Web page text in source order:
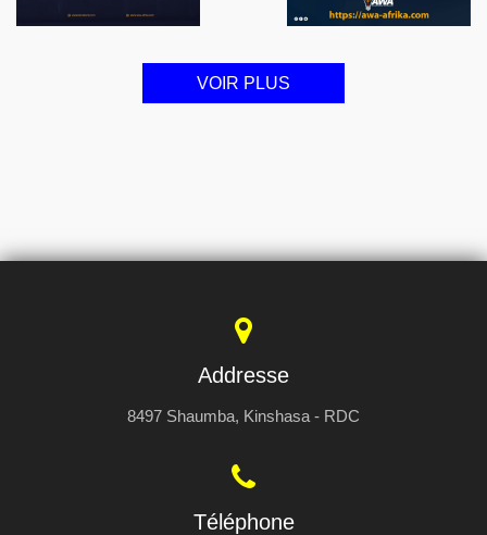
VOIR PLUS
Addresse
8497 Shaumba, Kinshasa - RDC
Téléphone